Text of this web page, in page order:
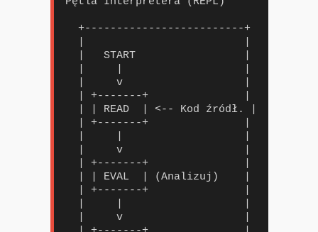
  +-------------------------+
  |   START                 |
  |     v                   |
  | +-------+               |
  | | READ  | <-- Kod źródł. |
  | +-------+               |
  |     v                   |
  | +-------+               |
  | | EVAL  | (Analizuj)    |
  | +-------+               |
  |     v                   |